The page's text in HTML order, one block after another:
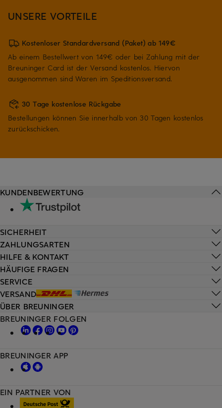
UNSERE VORTEILE
Kostenloser Standardversand (Paket) ab 149€
Ab einem Bestellwert von 149€ oder bei Zahlung mit der
Breuninger Card ist der Versand kostenlos. Hiervon
ausgenommen sind Waren im Speditionsversand.
30 Tage kostenlose Rückgabe
Bestellungen können Sie innerhalb von 30 Tagen kostenlos
zurückschicken.
HILFE & KONTAKT
HÄUFIGE FRAGEN
SERVICE
VERSAND
KUNDENBEWERTUNG
SICHERHEIT
ZAHLUNGSARTEN
ÜBER BREUNINGER
EIN PARTNER VON
BREUNINGER FOLGEN
BREUNINGER APP